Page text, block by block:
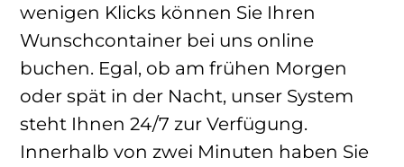
wenigen Klicks können Sie Ihren
Wunschcontainer bei uns online
buchen. Egal, ob am frühen Morgen
oder spät in der Nacht, unser System
steht Ihnen 24/7 zur Verfügung.
Innerhalb von zwei Minuten haben Sie